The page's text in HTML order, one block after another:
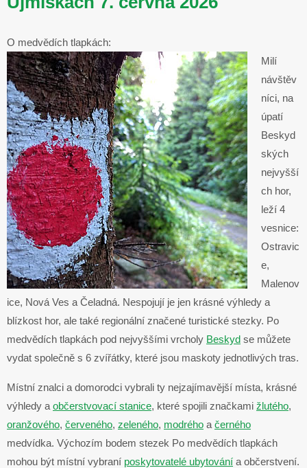
O medvědích tlapkách:
Milí
návštěv
níci, na
úpatí
Beskyd
ských
nejvyšší
ch hor,
leží 4
vesnice:
Ostravic
e,
Malenov
ice, Nová Ves a Čeladná. Nespojují je jen krásné výhledy a
blízkost hor, ale také regionální značené turistické stezky. Po
medvědích tlapkách pod nejvyššími vrcholy Beskyd se můžete
vydat společně s 6 zvířátky, které jsou maskoty jednotlivých tras.
Místní znalci a domorodci vybrali ty nejzajímavější místa, krásné
výhledy a občerstvovací stanice, které spojili značkami žlutého,
oranžového, červeného, zeleného, modrého a černého
medvídka. Výchozím bodem stezek Po medvědích tlapkách
mohou být místní vybraní poskytovatelé ubytování a občerstvení.